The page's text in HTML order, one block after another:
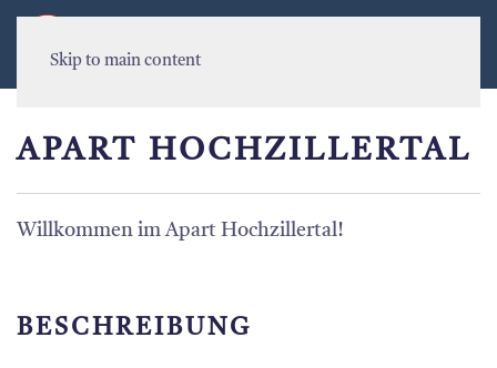
Skip to main content
APART HOCHZILLERTAL
Willkommen im Apart Hochzillertal!
BESCHREIBUNG